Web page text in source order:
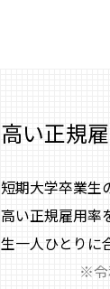
高い正規
短期大学卒業生
高い正規雇用率
生一人ひとりに
※令